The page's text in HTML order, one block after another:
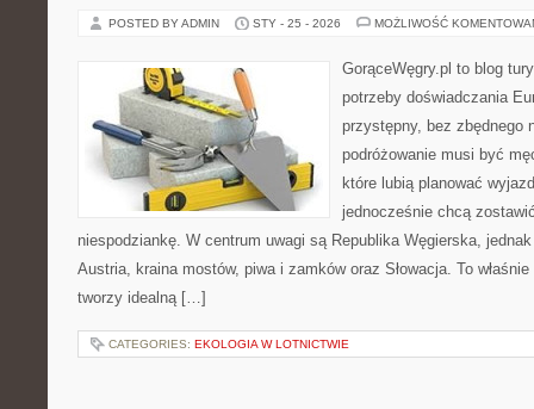
POSTED BY ADMIN STY - 25 - 2026 MOŻLIWOŚĆ
GorąceWęgry.pl to blog
potrzeby doświadczania
przystępny, bez zbędnego
podróżowanie musi być
które lubią planować
jednocześnie chcą
niespodziankę. W centrum uwagi są Republika Węgierska,
Austria, kraina mostów, piwa i zamków oraz Słowacja. To
tworzy idealną […]
CATEGORIES: EKOLOGIA W LOTNICTWIE